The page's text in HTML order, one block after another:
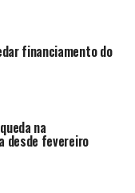
financiamento do
na
desde fevereiro